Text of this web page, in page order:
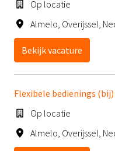
Op locatie
Almelo, Overijssel,
Bekijk vacature
Flexibele bedienings
Op locatie
Almelo, Overijssel,